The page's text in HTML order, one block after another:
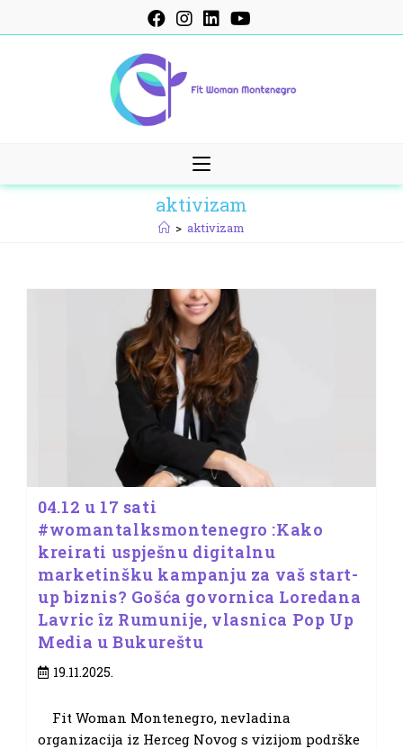
to
aktivizam
> aktivizam
04.12 u 17 sati
#womantalksmontenegro :Kako
kreirati uspješnu digitalnu
marketinšku kampanju za vaš start-
up biznis? Gošća govornica Loredana
Lavric îz Rumunije, vlasnica Pop Up
Media u Bukureštu
Post
19.11.2025.
Fit Woman Montenegro, nevladina
organizacija iz Herceg Novog s vizijom podrške